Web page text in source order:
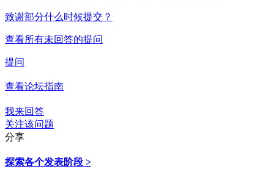
致谢部分什么时候提交？
查看所有未回答的提问
提问
查看论坛指南
我来回答
关注该问题
分享
探索各个发表阶段 >